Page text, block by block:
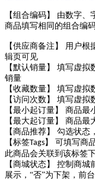
【组合编码】
由数字、
商品填写相同的组合编码
【供应商备注】 用户
辑页可见
【默认销量】 填写虚拟
销量
【收藏数量】 填写虚
【访问次数】 填写虚拟
【最小起订量】 商品最
【最大起订量】 商品最
【商品推荐】 勾选状
【标签Tags】 可填写商
此商品会关联到该标签下
【商城状态】 控制商
展示，“否”为下架，前